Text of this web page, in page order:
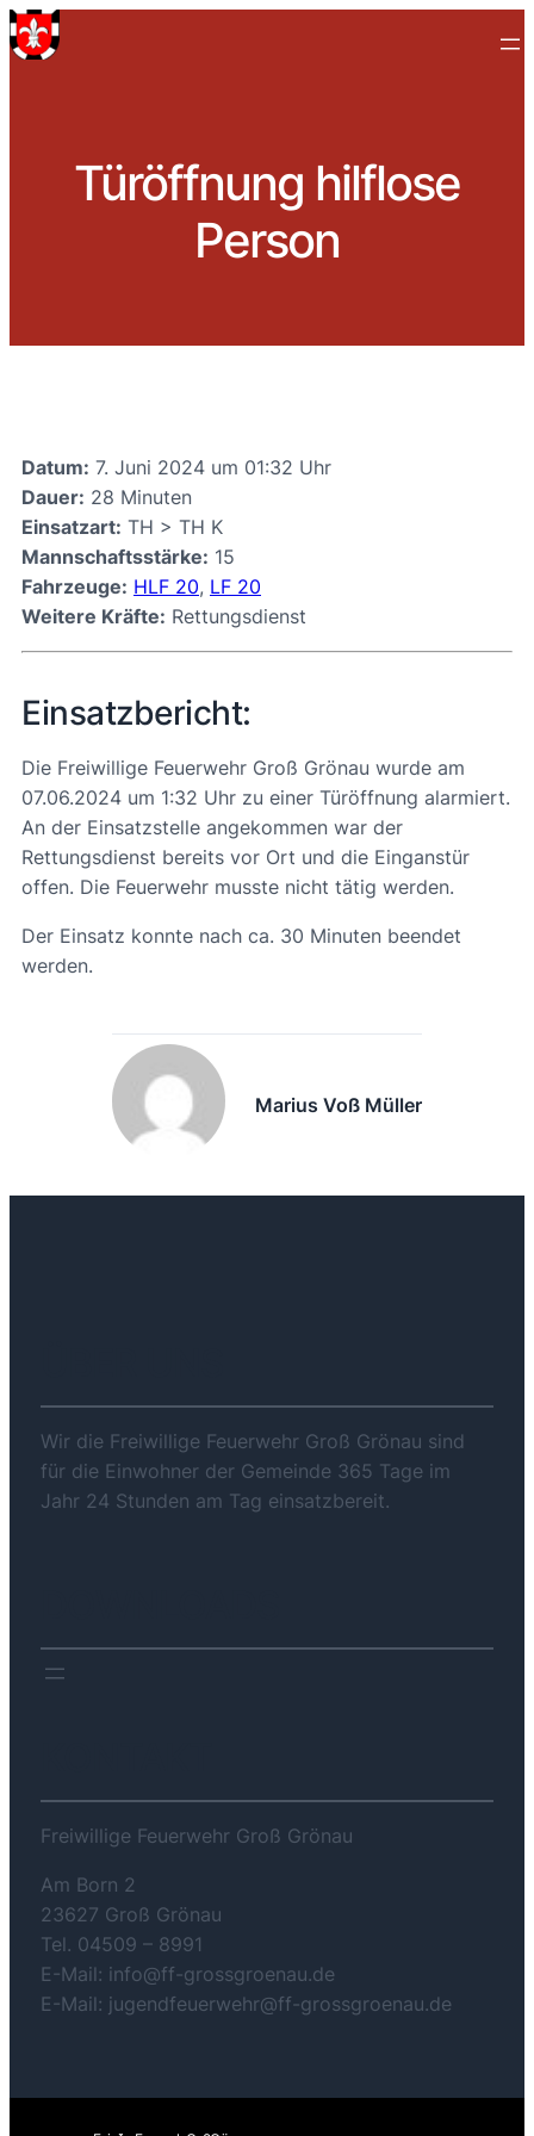
Türöffnung hilflose
Person
Datum: 7. Juni 2024 um 01:32 Uhr
Dauer: 28 Minuten
Einsatzart: TH > TH K
Mannschaftsstärke: 15
Fahrzeuge: HLF 20, LF 20
Weitere Kräfte: Rettungsdienst
Einsatzbericht:
Die Freiwillige Feuerwehr Groß Grönau wurde am
07.06.2024 um 1:32 Uhr zu einer Türöffnung alarmiert.
An der Einsatzstelle angekommen war der
Rettungsdienst bereits vor Ort und die Einganstür
offen. Die Feuerwehr musste nicht tätig werden.
Der Einsatz konnte nach ca. 30 Minuten beendet
werden.
Marius Voß Müller
Wir die Freiwillige Feuerwehr Groß Grönau sind
für die Einwohner der Gemeinde 365 Tage im
Jahr 24 Stunden am Tag einsatzbereit.
Freiwillige Feuerwehr Groß Grönau
Am Born 2
23627 Groß Grönau
Tel. 04509 – 8991
E-Mail: info@ff-grossgroenau.de
E-Mail: jugendfeuerwehr@ff-grossgroenau.de